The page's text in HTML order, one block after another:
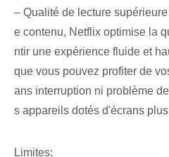
– Qualité de lecture
e contenu, Netflix optimise la
ntir une expérience fluide et
que vous pouvez profiter de
ans interruption ni problème
s appareils dotés d'écrans
Limites: